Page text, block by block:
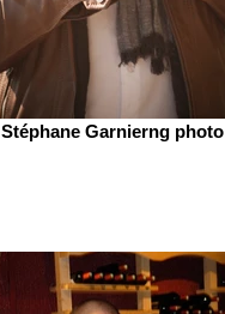
Stéphane Garnierng photo